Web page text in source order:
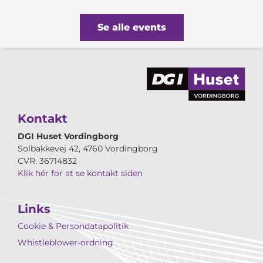
Se alle events
Kontakt
DGI Huset Vordingborg
Solbakkevej 42, 4760 Vordingborg
CVR: 36714832
Klik hér for at se kontakt siden
Links
Cookie & Persondatapolitik
Whistleblower-ordning